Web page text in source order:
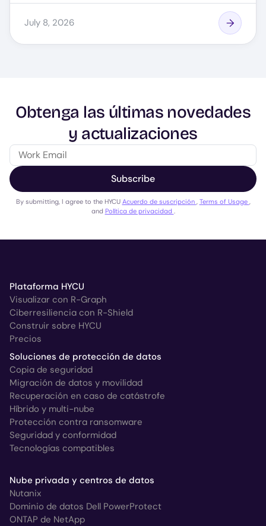
July 8, 2026
Obtenga las últimas novedades
y actualizaciones
Subscribe
By submitting, I agree to the HYCU Acuerdo de suscripción , Terms of Usage ,
and Política de privacidad .
Plataforma HYCU
Visualizar con R-Graph
Ciberresiliencia con R-Shield
Construir sobre HYCU
Precios
Soluciones de protección de datos
Copia de seguridad
Migración de datos y movilidad
Recuperación en caso de catástrofe
Híbrido y multi-nube
Protección contra ransomware
Seguridad y conformidad
Tecnologías compatibles
Nube privada y centros de datos
Nutanix
Dominio de datos Dell PowerProtect
ONTAP de NetApp